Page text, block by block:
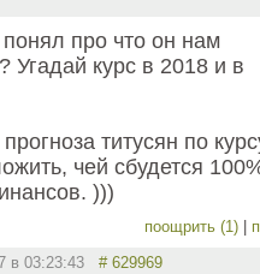
про что он нам
Угадай курс в 2018 и в
титусян по
чей сбудется
)))
поощрить (1)
в 03:23:43 # 629969